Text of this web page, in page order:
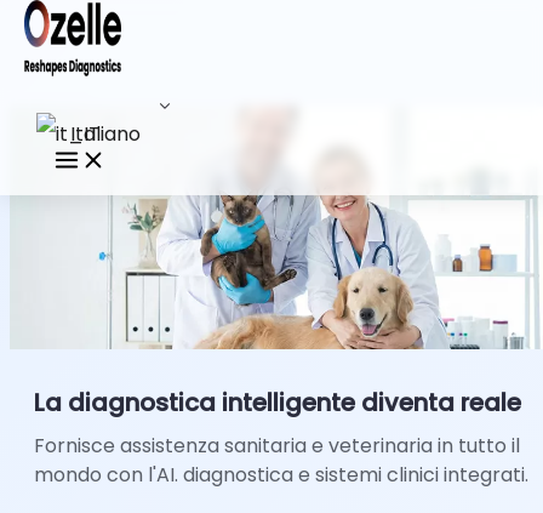
Italiano
La diagnostica intelligente diventa reale
Fornisce assistenza sanitaria e veterinaria in tutto il
mondo con l'AI. diagnostica e sistemi clinici integrati.